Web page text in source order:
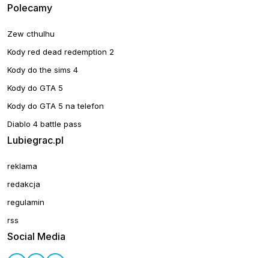
Polecamy
Zew cthulhu
Kody red dead redemption 2
Kody do the sims 4
Kody do GTA 5
Kody do GTA 5 na telefon
Diablo 4 battle pass
Lubiegrac.pl
reklama
redakcja
regulamin
rss
Social Media